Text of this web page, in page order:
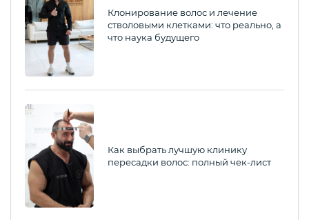
Клонирование волос и лечение
стволовыми клетками: что реально, а
что наука будущего
Как выбрать лучшую клинику
пересадки волос: полный чек-лист